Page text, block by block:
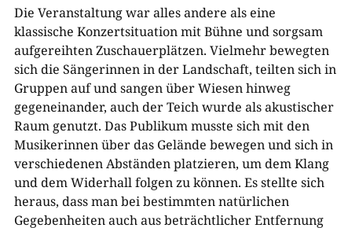
Die Veranstaltung war alles andere als eine
klassische Konzertsituation mit Bühne und sorgsam
aufgereihten Zuschauerplätzen. Vielmehr bewegten
sich die Sängerinnen in der Landschaft, teilten sich in
Gruppen auf und sangen über Wiesen hinweg
gegeneinander, auch der Teich wurde als akustischer
Raum genutzt. Das Publikum musste sich mit den
Musikerinnen über das Gelände bewegen und sich in
verschiedenen Abständen platzieren, um dem Klang
und dem Widerhall folgen zu können. Es stellte sich
heraus, dass man bei bestimmten natürlichen
Gegebenheiten auch aus beträchtlicher Entfernung